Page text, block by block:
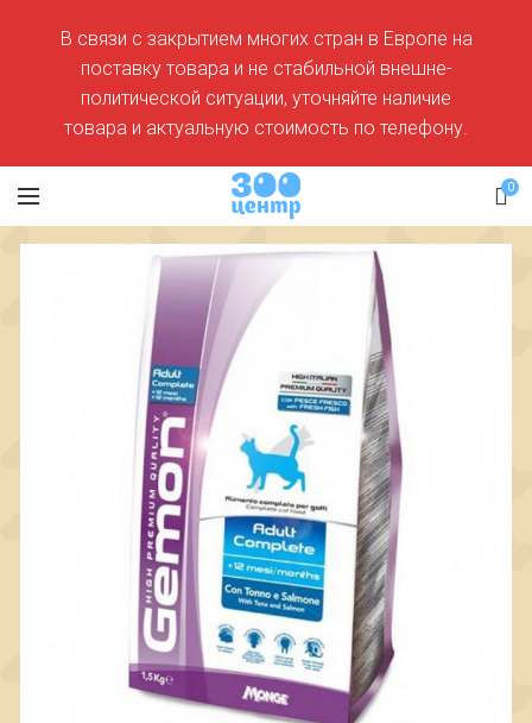
0
В связи с закрытием многих стран в Европе на
поставку товара и не стабильной внешне-
политической ситуации, уточняйте наличие
товара и актуальную стоимость по телефону.